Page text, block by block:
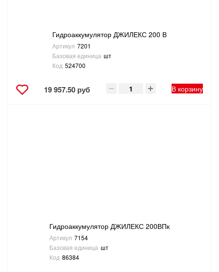
Гидроаккумулятор ДЖИЛЕКС 200 В
Артикул 7201
Базовая единица шт
Код 524700
19 957.50 руб В корзину
Гидроаккумулятор ДЖИЛЕКС 200ВПк
Артикул 7154
Базовая единица шт
Код 86384